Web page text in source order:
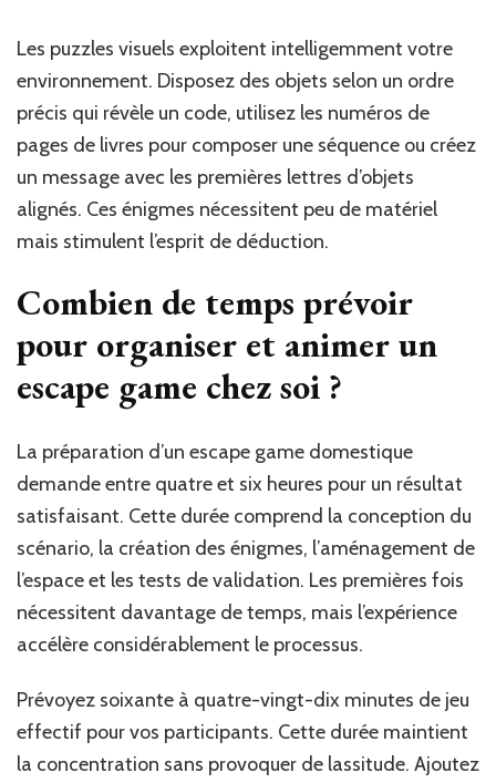
Les puzzles visuels exploitent intelligemment votre
environnement. Disposez des objets selon un ordre
précis qui révèle un code, utilisez les numéros de
pages de livres pour composer une séquence ou créez
un message avec les premières lettres d’objets
alignés. Ces énigmes nécessitent peu de matériel
mais stimulent l’esprit de déduction.
Combien de temps prévoir
pour organiser et animer un
escape game chez soi ?
La préparation d’un escape game domestique
demande entre quatre et six heures pour un résultat
satisfaisant. Cette durée comprend la conception du
scénario, la création des énigmes, l’aménagement de
l’espace et les tests de validation. Les premières fois
nécessitent davantage de temps, mais l’expérience
accélère considérablement le processus.
Prévoyez soixante à quatre-vingt-dix minutes de jeu
effectif pour vos participants. Cette durée maintient
la concentration sans provoquer de lassitude. Ajoutez